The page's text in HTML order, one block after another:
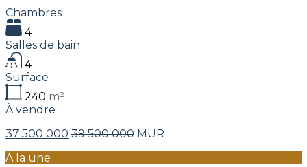
Chambres
4
Salles de bain
4
Surface
240 m²
À vendre
37 500 000 39 500 000 MUR
A la une